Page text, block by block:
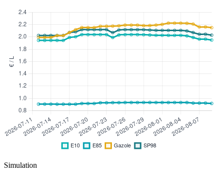
Simulation